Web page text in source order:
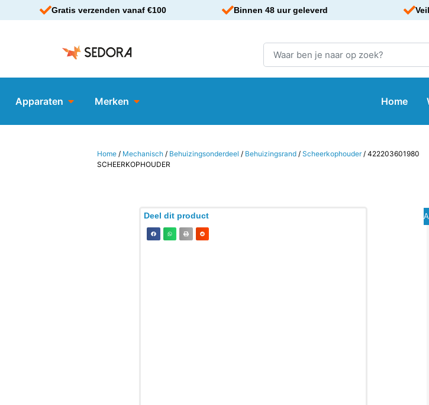
Gratis verzenden vanaf €100 Binnen 48 uur geleverd
Apparaten Merken Home
Home / Mechanisch / Behuizingsonderdeel / Behuizingsrand /Scheerkophouder/ 422203601980
SCHEERKOPHOUDER
Deel dit product